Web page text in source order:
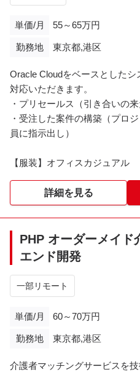
単価/月 55～65万円
勤務地 東京都,港区
Oracle Cloudをベースとした
対応いただきます。
・プリセールス（引き合いの
・受注した案件の構築（プロ
員に指示出し）
【服装】オフィスカジュアル
詳細を見る
PHP オーダーメイド
エンド開発
一部リモート
単価/月 60～70万円
勤務地 東京都,港区
介護者マッチングサービスを